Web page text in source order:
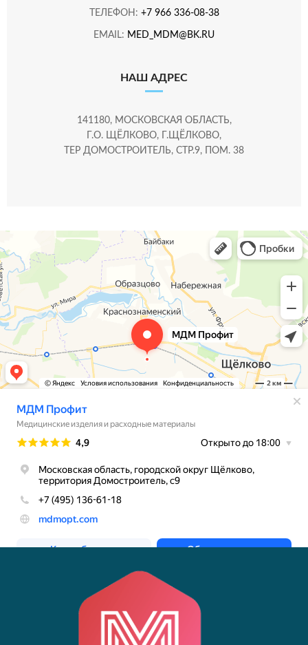
ТЕЛЕФОН: +7 966 336-08-38
EMAIL: MED_MDM@BK.RU
НАШ АДРЕС
141180, МОСКОВСКАЯ ОБЛАСТЬ,
Г.О. ЩЁЛКОВО, Г.ЩЁЛКОВО,
ТЕР ДОМОСТРОИТЕЛЬ, СТР.9, ПОМ. 38